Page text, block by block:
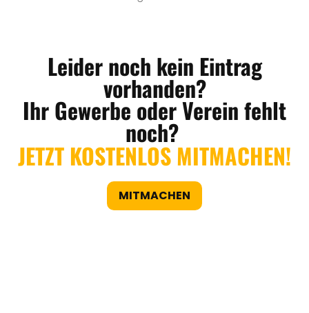
Leider noch kein Eintrag
vorhanden?
Ihr Gewerbe oder Verein fehlt
noch?
JETZT KOSTENLOS MITMACHEN!
MITMACHEN